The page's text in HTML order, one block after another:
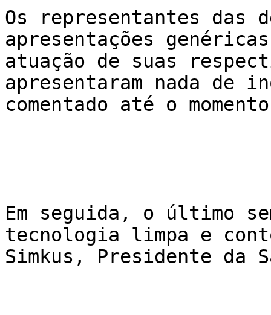
Os representantes das
apresentações
atuação de suas
apresentaram nada de
comentado até o
Em seguida, o último
tecnologia limpa e
Simkus, Presidente da